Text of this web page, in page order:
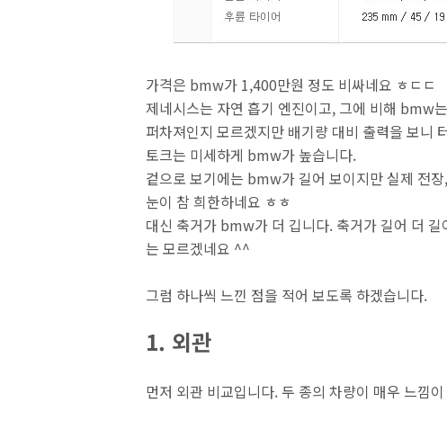
가격은 bmw가 1,400만원 정도 비싸네요 ㅎㄷㄷ
제네시스는 자연 흡기 엔진이고, 그에 비해 bmw
퍼차져인지 모르겠지만 배기량 대비 출력을 보니
토크는 미세하게 bmw가 높습니다.
겉으로 보기에는 bmw가 길어 보이지만 실제 전
눈이 참 희한하네요 ㅎㅎ
대신 축거가 bmw가 더 깁니다. 축거가 길어 더
는 모르겠네요 ^^
그럼 하나씩 느낀 점을 적어 보도록 하겠습니다.
1. 외관
먼저 외관 비교입니다. 두 종의 차량이 매우 느낌